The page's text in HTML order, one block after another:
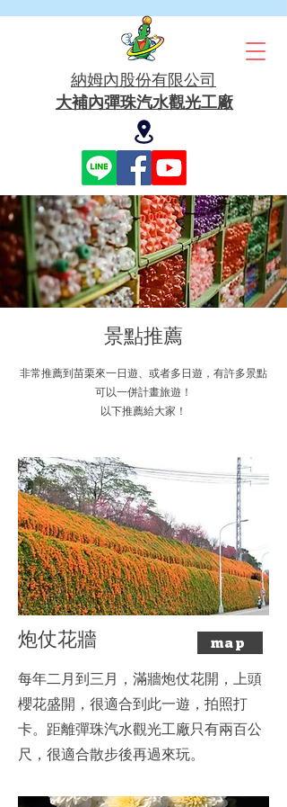
​納姆內股份有限公司
大補內彈珠汽水觀光工廠
​景點推薦
非常推薦到苗栗來一日遊、或者多日遊，有許多景點
可以一併計畫旅遊！
​以下推薦給大家！
​炮仗花牆 map
​每年二月到三月，滿牆炮仗花開，上頭
櫻花盛開，很適合到此一遊，拍照打
卡。距離彈珠汽水觀光工廠只有兩百公
尺，很適合散步後再過來玩。